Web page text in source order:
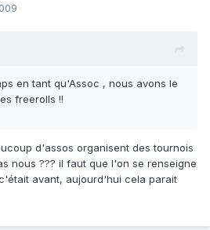
en tant qu'Assoc , nous avons le
freerolls !!
d'assos organisent des tournois
nous ??? il faut que l'on se renseigne
avant, aujourd'hui cela parait